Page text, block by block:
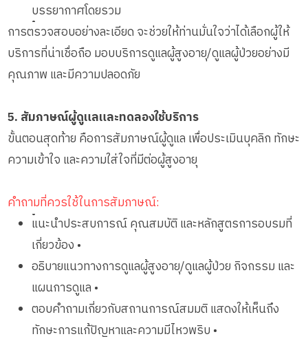
บรรยากาศโดยรวม
•
การตรวจสอบอย่างละเอียด จะช่วยให้ท่านมั่นใจว่าได้เลือกผู้ให้
บริการที่น่าเชื่อถือ มอบบริการดูแลผู้สูงอายุ/ดูแลผู้ป่วยอย่างมี
คุณภาพ และมีความปลอดภัย
5. สัมภาษณ์ผู้ดูแลและทดลองใช้บริการ
ขั้นตอนสุดท้าย คือการสัมภาษณ์ผู้ดูแล เพื่อประเมินบุคลิก ทักษะ
ความเข้าใจ และความใส่ใจที่มีต่อผู้สูงอายุ
คำถามที่ควรใช้ในการสัมภาษณ์:
•
แนะนำประสบการณ์ คุณสมบัติ และหลักสูตรการอบรมที่
เกี่ยวข้อง •
อธิบายแนวทางการดูแลผู้สูงอายุ/ดูแลผู้ป่วย กิจกรรม และ
แผนการดูแล •
ตอบคำถามเกี่ยวกับสถานการณ์สมมติ แสดงให้เห็นถึง
ทักษะการแก้ปัญหาและความมีไหวพริบ •